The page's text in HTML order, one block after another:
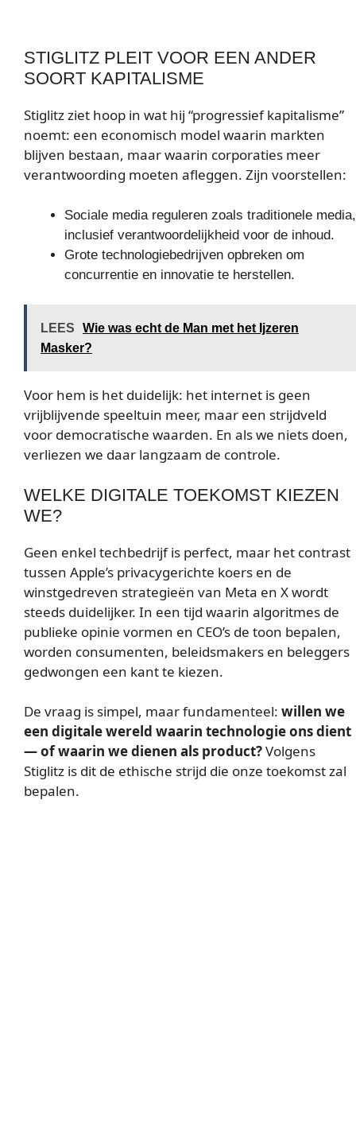
STIGLITZ PLEIT VOOR EEN ANDER
SOORT KAPITALISME
Stiglitz ziet hoop in wat hij “progressief kapitalisme”
noemt: een economisch model waarin markten
blijven bestaan, maar waarin corporaties meer
verantwoording moeten afleggen. Zijn voorstellen:
Sociale media reguleren zoals traditionele media,
inclusief verantwoordelijkheid voor de inhoud.
Grote technologiebedrijven opbreken om
concurrentie en innovatie te herstellen.
LEES
Wie was echt de Man met het Ijzeren
Masker?
Voor hem is het duidelijk: het internet is geen
vrijblijvende speeltuin meer, maar een strijdveld
voor democratische waarden. En als we niets doen,
verliezen we daar langzaam de controle.
WELKE DIGITALE TOEKOMST KIEZEN
WE?
Geen enkel techbedrijf is perfect, maar het contrast
tussen Apple’s privacygerichte koers en de
winstgedreven strategieën van Meta en X wordt
steeds duidelijker. In een tijd waarin algoritmes de
publieke opinie vormen en CEO’s de toon bepalen,
worden consumenten, beleidsmakers en beleggers
gedwongen een kant te kiezen.
De vraag is simpel, maar fundamenteel: willen we
een digitale wereld waarin technologie ons dient
— of waarin we dienen als product?Volgens
Stiglitz is dit de ethische strijd die onze toekomst zal
bepalen.